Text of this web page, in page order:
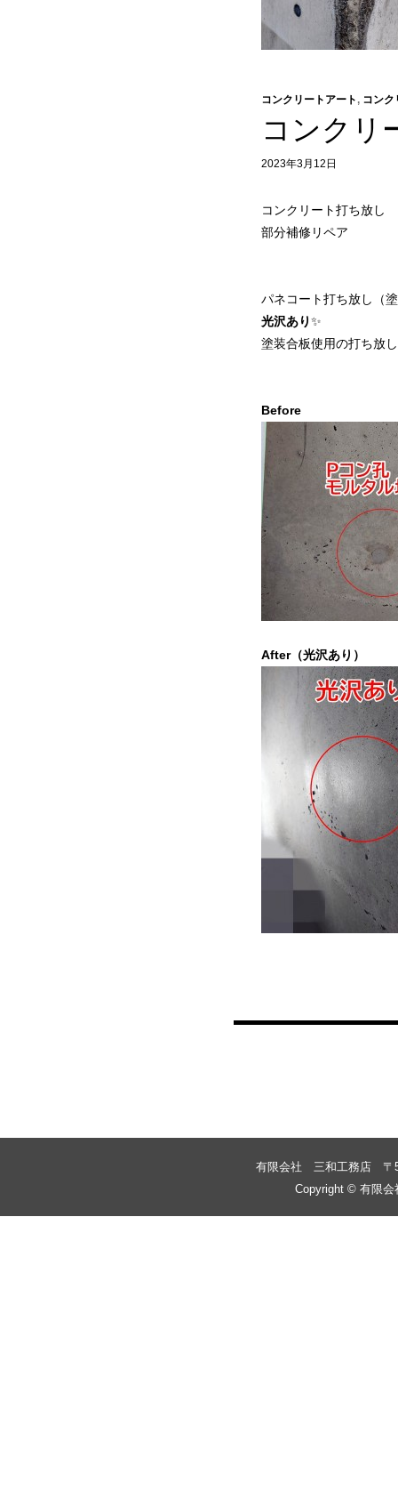
コンクリートアート , コンク
コンクリ
2023年3月12日
コンクリート打ち放し
部分補修リペア
パネコート打ち放し（
光沢あり✨
塗装合板使用の打ち放
After（光沢あり）
有限会社 三和工務店 〒
Copyright © 有限